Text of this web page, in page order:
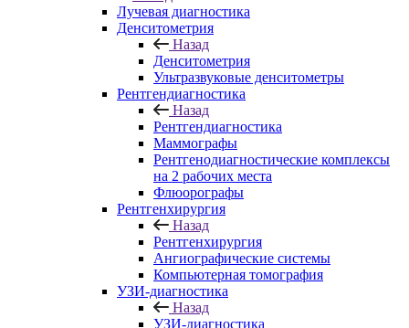
Лучевая диагностика
Денситометрия
Назад
Денситометрия
Ультразвуковые денситометры
Рентгендиагностика
Назад
Рентгендиагностика
Маммографы
Рентгенодиагностические комплексы
на 2 рабочих места
Флюорографы
Рентгенхирургия
Назад
Рентгенхирургия
Ангиографические системы
Компьютерная томография
УЗИ-диагностика
Назад
УЗИ-диагностика